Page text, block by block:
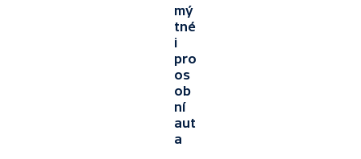
mý
tné
i
pro
os
ob
ní
aut
a